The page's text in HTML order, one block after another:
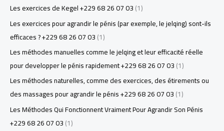
Les exercices de Kegel +229 68 26 07 03(1)
Les exercices pour agrandir le pénis (par exemple, le jelqing) sont-ils
efficaces ? +229 68 26 07 03(1)
Les méthodes manuelles comme le jelqing et leur efficacité réelle
pour developper le pénis rapidement +229 68 26 07 03(1)
Les méthodes naturelles, comme des exercices, des étirements ou
des massages pour agrandir le pénis +229 68 26 07 03(1)
Les Méthodes Qui Fonctionnent Vraiment Pour Agrandir Son Pénis
+229 68 26 07 03(1)